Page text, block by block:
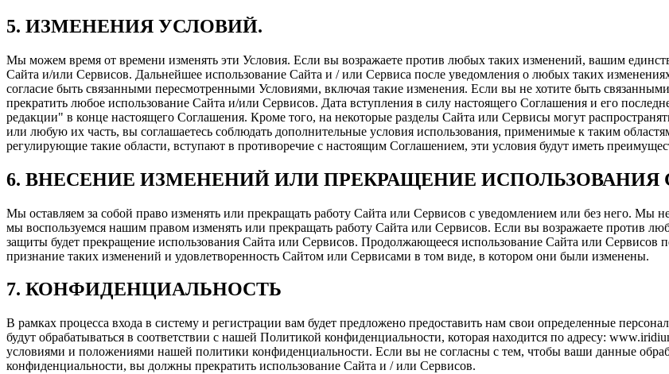
5. ИЗМЕНЕНИЯ УСЛОВИЙ.
Мы можем время от времени изменять эти Условия. Если вы возражаете против любых таких изменений, вашим
Сайта и/или Сервисов. Дальнейшее использование Сайта и / или Сервиса после уведомления о любых таких
согласие быть связанными пересмотренными Условиями, включая такие изменения. Если вы не хотите быть
прекратить любое использование Сайта и/или Сервисов. Дата вступления в силу настоящего Соглашения и его
редакции" в конце настоящего Соглашения. Кроме того, на некоторые разделы Сайта или Сервисы могут
или любую их часть, вы соглашаетесь соблюдать дополнительные условия использования, применимые к таким
регулирующие такие области, вступают в противоречие с настоящим Соглашением, эти условия будут иметь
6. ВНЕСЕНИЕ ИЗМЕНЕНИЙ ИЛИ ПРЕКРАЩЕНИЕ ИСПОЛЬЗОВАНИЯ
Мы оставляем за собой право изменять или прекращать работу Сайта или Сервисов с уведомлением или без него. Мы
мы воспользуемся нашим правом изменять или прекращать работу Сайта или Сервисов. Если вы возражаете против
защиты будет прекращение использования Сайта или Сервисов. Продолжающееся использование Сайта или Сервисов
признание таких изменений и удовлетворенность Сайтом или Сервисами в том виде, в котором они были изменены.
7. КОНФИДЕНЦИАЛЬНОСТЬ
В рамках процесса входа в систему и регистрации вам будет предложено предоставить нам свои определенные
будут обрабатываться в соответствии с нашей Политикой конфиденциальности, которая находится по адресу:
условиями и положениями нашей политики конфиденциальности. Если вы не согласны с тем, чтобы ваши данные
конфиденциальности, вы должны прекратить использование Сайта и / или Сервисов.